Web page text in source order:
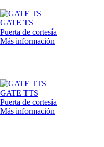
GATE TS
Puerta de cortesía
Más información
GATE TTS
Puerta de cortesía
Más información